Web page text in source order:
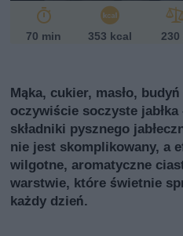
70 min 353 kcal 230
Mąka, cukier, masło,
oczywiście soczyste
składniki pysznego
nie jest skomplikowany, a
wilgotne, aromatyczne
warstwie, które świetnie
każdy dzień.